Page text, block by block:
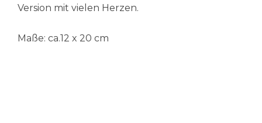
Version mit vielen Herzen.
Maße: ca.12 x 20 cm